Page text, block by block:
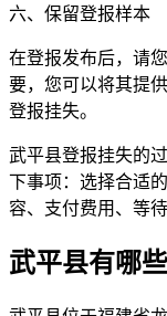
六、保留登报样本
在登报发布后，请
要，您可以将其提
登报挂失。
武平县登报挂失的
下事项：选择合适
容、支付费用、等
武平县有哪